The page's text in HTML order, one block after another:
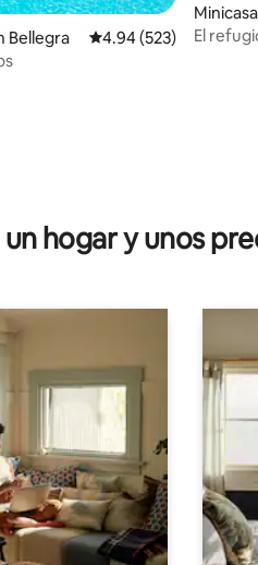
reseñas
Bellegra Calificación
4.94 (523)
El
hogar y unos